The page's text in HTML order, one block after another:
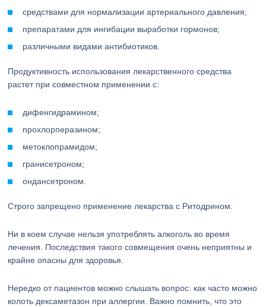
средствами для нормализации артериального давления;
препаратами для ингибации выработки гормонов;
различными видами антибиотиков.
Продуктивность использования лекарственного средства
растет при совместном применении с:
дифенгидрамином;
прохлорперазином;
метоклопрамидом;
гранисетроном;
ондансетроном.
Строго запрещено применение лекарства с Ритодрином.
Ни в коем случае нельзя употреблять алкоголь во время
лечения. Последствия такого совмещения очень неприятны и
крайне опасны для здоровья.
Нередко от пациентов можно слышать вопрос: как часто можно
колоть дексаметазон при аллергии. Важно помнить, что это